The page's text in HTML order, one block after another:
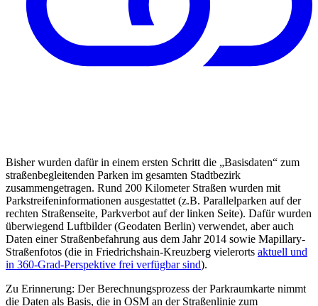
Bisher wurden dafür in einem ersten Schritt die „Basisdaten“ zum
straßenbegleitenden Parken im gesamten Stadtbezirk
zusammengetragen. Rund 200 Kilometer Straßen wurden mit
Parkstreifeninformationen ausgestattet (z.B. Parallelparken auf der
rechten Straßenseite, Parkverbot auf der linken Seite). Dafür wurden
überwiegend Luftbilder (Geodaten Berlin) verwendet, aber auch
Daten einer Straßenbefahrung aus dem Jahr 2014 sowie Mapillary-
Straßenfotos (die in Friedrichshain-Kreuzberg vielerorts aktuell und
in 360-Grad-Perspektive frei verfügbar sind).
Zu Erinnerung: Der Berechnungsprozess der Parkraumkarte nimmt
die Daten als Basis, die in OSM an der Straßenlinie zum